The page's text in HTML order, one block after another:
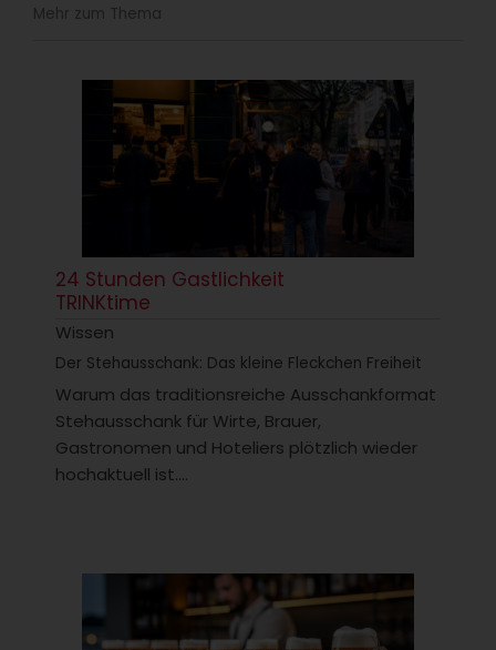
Mehr zum Thema
24 Stunden Gastlichkeit
TRINKtime
Wissen
Der Stehausschank: Das kleine Fleckchen Freiheit
Warum das traditionsreiche Ausschankformat
Stehausschank für Wirte, Brauer,
Gastronomen und Hoteliers plötzlich wieder
hochaktuell ist....